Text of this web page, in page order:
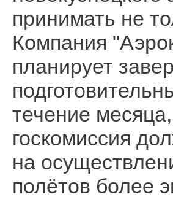
принимать не
Компания
планирует
течение
госкомиссия
на
полётов более